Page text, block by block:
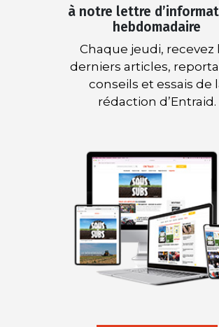
à notre lettre
hebdomadaire
Chaque jeudi, recevez
derniers articles,
conseils et essais de
rédaction d’Entraid.